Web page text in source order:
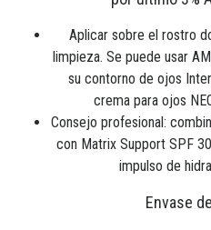
Aplicar sobre el rostro
limpieza. Se puede usar
su contorno de ojos
crema para ojos
Consejo profesional:
con Matrix Support SPF
impulso de
Envase